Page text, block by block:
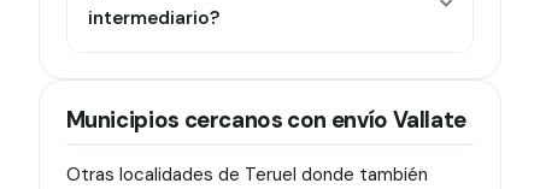
intermediario?
Municipios cercanos con envío Vallate
Otras localidades de Teruel donde también